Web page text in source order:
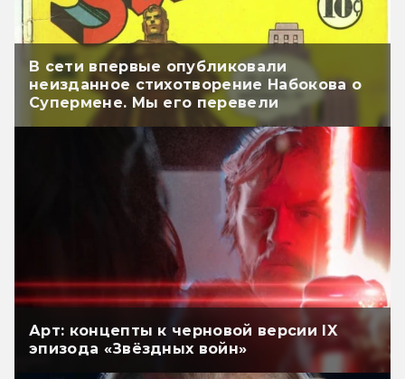
В сети впервые опубликовали
неизданное стихотворение Набокова о
Супермене. Мы его перевели
Арт: концепты к черновой версии IX
эпизода «Звёздных войн»